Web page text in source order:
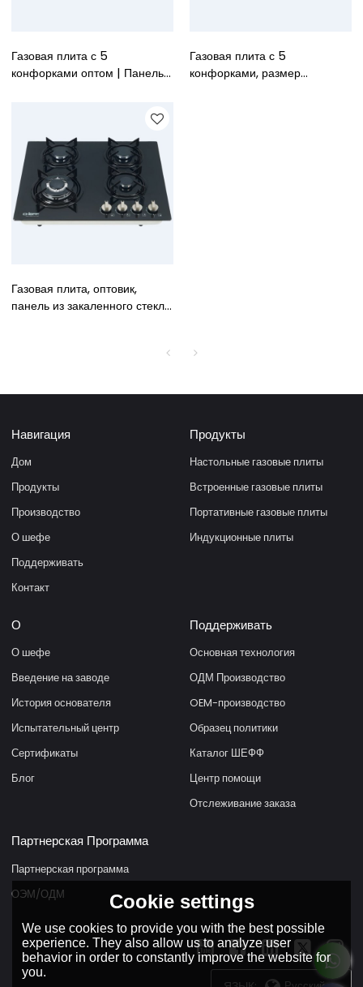
Газовая плита с 5
конфорками оптом | Панель
встроенная газовая плита
Газовая плита с 5
конфорками, размер
Газовая плита, оптовик,
панель из закаленного стекла
Навигация
Дом
Продукты
Производство
О шефе
Поддерживать
Контакт
Продукты
Настольные газовые плиты
Встроенные газовые плиты
Портативные газовые плиты
Индукционные плиты
О
О шефе
Введение на заводе
История основателя
Испытательный центр
Сертификаты
Блог
Поддерживать
Основная технология
ОДМ Производство
OEM-производство
Образец политики
Каталог ШЕФФ
Центр помощи
Отслеживание заказа
Партнерская Программа
Партнерская программа
ОЭМ/ОДМ
Cookie settings
We use cookies to provide you with the best possible
experience. They also allow us to analyze user
behavior in order to constantly improve the website for
you.